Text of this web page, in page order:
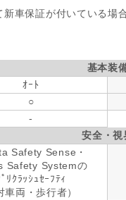
車保証が付いている場
基本装
ｵｰﾄ
○
-
安全・視
Safety Sense・
Safety Systemの
ﾟﾘｸﾗｯｼｭｾｰﾌﾃｨ
車両・歩行者）